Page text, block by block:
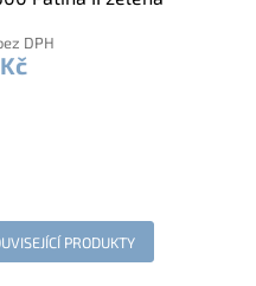
DPH
PRODUKTY